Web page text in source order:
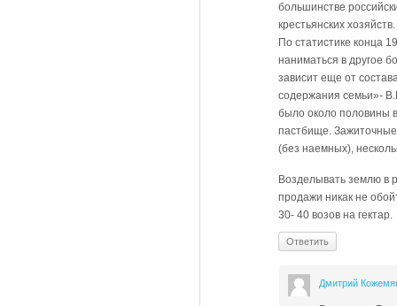
большинстве
крестьянских
По статистике конца
наниматься в другое
зависит еще от
содержания семьи»-
было около половины
пастбище. Зажиточные
(без наемных),
Возделывать землю в
продажи никак не
30- 40 возов на гектар.
Ответить
Дмитрий